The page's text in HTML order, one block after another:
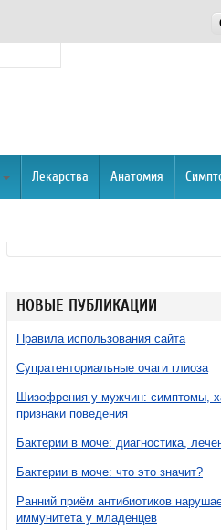
Лекарства Анатомия
НОВЫЕ ПУБЛИКАЦИИ
Правила использования сайта
Супратенториальные очаги глиоза
Шизофрения у мужчин: симптомы,
признаки поведения
Бактерии в моче: диагностика,
Бактерии в моче: что это значит?
Ранний приём антибиотиков
иммунитета у младенцев